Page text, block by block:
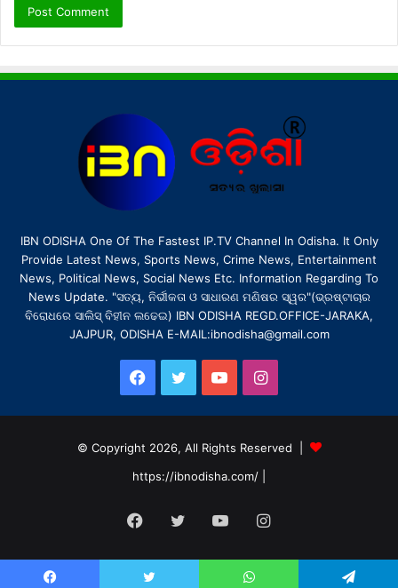
IBN ODISHA One Of The Fastest IP.TV Channel In Odisha. It Only
Provide Latest News, Sports News, Crime News, Entertainment
News, Political News, Social News Etc. Information Regarding To
News Update. "ସତ୍ୟ, ନିର୍ଭୀକତା ଓ ସାଧାରଣ ମଣିଷର ସ୍ୱର"(ଭ୍ରଷ୍ଟାଚାର
ବିରୋଧରେ ସାଲିସ୍ ବିହୀନ ଲଢେଇ) IBN ODISHA REGD.OFFICE-JARAKA,
JAJPUR, ODISHA E-MAIL:ibnodisha@gmail.com
Facebook
TwitterYouTubeInstagram
© Copyright 2026, All Rights Reserved |
https://ibnodisha.com/
Facebook
TwitterYouTubeInstagram